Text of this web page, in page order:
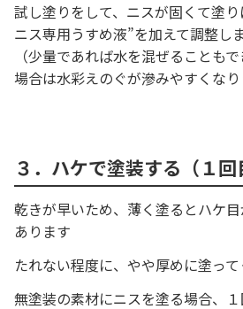
試し塗りをして、ニスが固くて塗
ニス専用うすめ液”を加えて調整し
（少量であれば水を混ぜることも
場合は水彩えのぐが滲みやすくなり
３．ハケで塗装する（１回
乾きが早いため、薄く塗るとハケ
あります
たれない程度に、やや厚めに塗っ
無塗装の素材にニスを塗る場合、